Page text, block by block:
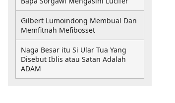
Gilbert Lumoindong Membual Dan
Memfitnah Mefibosset
Naga Besar itu Si Ular Tua Yang
Disebut Iblis atau Satan Adalah
ADAM